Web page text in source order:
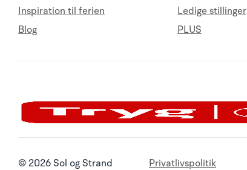
Inspiration til ferien
Blog
Ledige stillinger
PLUS
© 2026 Sol og Strand Privatlivspolitik